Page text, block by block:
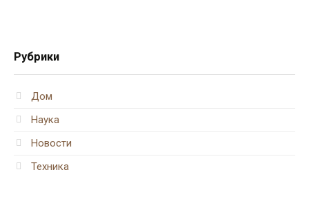
Рубрики
Дом
Наука
Новости
Техника